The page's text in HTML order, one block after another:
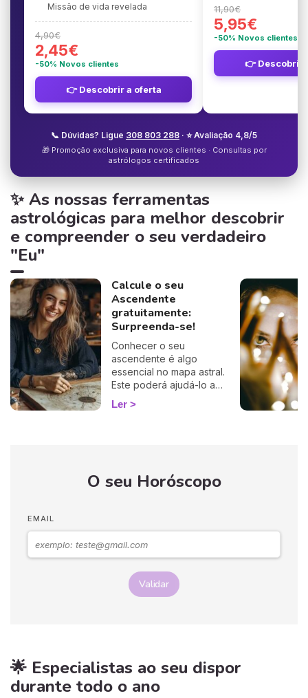
Missão de vida revelada
4,90€
2,45€
-50% Novos clientes
👉 Descobrir a oferta
11,90€
5,95€
-50% Novos clientes
👉 Descobrir
📞 Dúvidas? Ligue 308 803 288 · ⭐ Avaliação 4,8/5
🎁 Promoção exclusiva para novos clientes · Consultas por
astrólogos certificados
✨ As nossas ferramentas
astrológicas para melhor descobrir
e compreender o seu verdadeiro
"Eu"
Calcule o seu
Ascendente
gratuitamente:
Surpreenda-se!
Conhecer o seu
ascendente é algo
essencial no mapa astral.
Este poderá ajudá-lo a
compreender o porquê de
alguns comportamentos e
influencia o seu Signo Solar
e as suas relações. É um
nascimento.
Ler
O seu Horóscopo
EMAIL
Validar
🌟 Especialistas ao seu dispor
durante todo o ano